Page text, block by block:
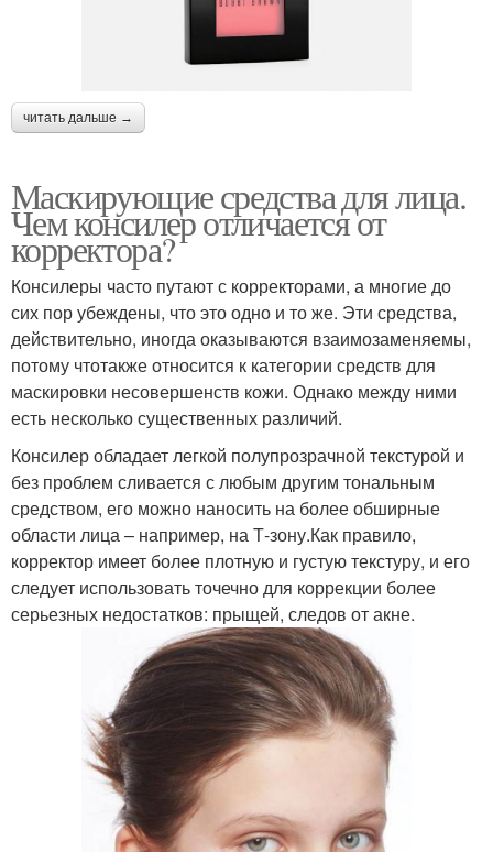
читать дальше →
Маскирующие средства для лица.
Чем консилер отличается от
корректора?
Консилеры часто путают с корректорами, а многие до
сих пор убеждены, что это одно и то же. Эти средства,
действительно, иногда оказываются взаимозаменяемы,
потому чтотакже относится к категории средств для
маскировки несовершенств кожи. Однако между ними
есть несколько существенных различий.
Консилер обладает легкой полупрозрачной текстурой и
без проблем сливается с любым другим тональным
средством, его можно наносить на более обширные
области лица – например, на Т-зону.Как правило,
корректор имеет более плотную и густую текстуру, и его
следует использовать точечно для коррекции более
серьезных недостатков: прыщей, следов от акне.